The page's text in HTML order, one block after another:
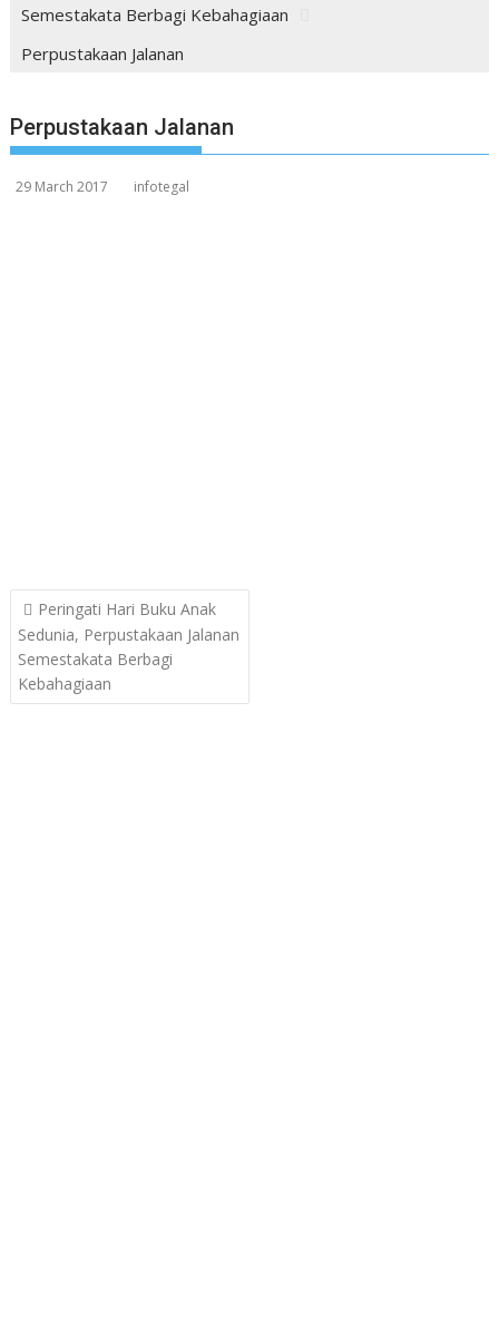
Semestakata Berbagi Kebahagiaan
Perpustakaan Jalanan
Perpustakaan Jalanan
29 March 2017 infotegal
Post
navigation
Peringati Hari Buku Anak
Sedunia, Perpustakaan Jalanan
Semestakata Berbagi
Kebahagiaan